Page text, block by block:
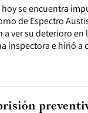
se encuentra
de Espectro
ver su deterioro en
inspectora e hirió a